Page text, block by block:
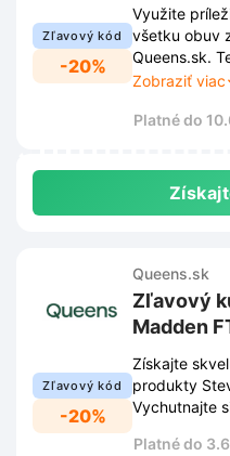
Zľavový kód
-20%
Využite
všetku obuv
Queens.sk.
svojho
Zobraziť viac
Platné do
Zľavový kód
-20%
Queens.sk
Zľavový
Madden
Získajte
produkty
Vychutnajte
Platné do